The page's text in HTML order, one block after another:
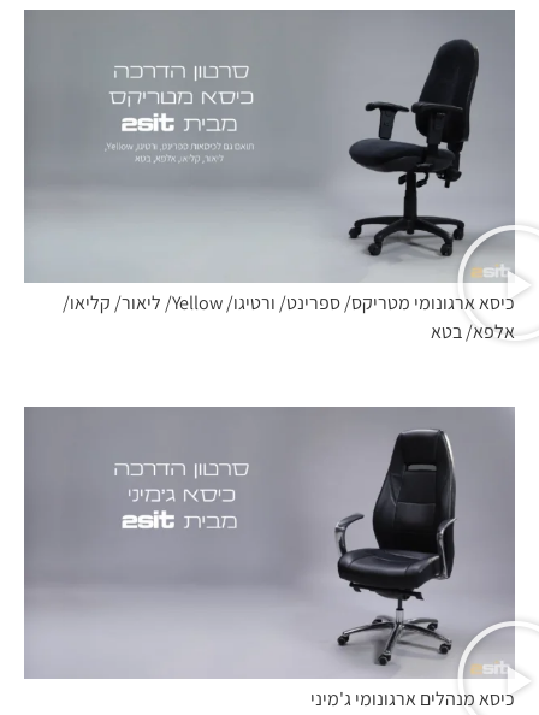
כיסא ארגונומי מטריקס/ ספרינט/ ורטיגו/ Yellow/ ליאור/ קליאו/
אלפא/ בטא
כיסא מנהלים ארגונומי ג'מיני